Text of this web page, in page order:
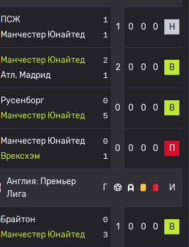
ПСЖ
Манчестер Юнайтед
1
1
1 0 0 0 Н
Манчестер Юнайтед
Атл. Мадрид
2
1
2 0 0 0 В
Русенборг
Манчестер Юнайтед
0
5
0 0 0 0 В
Манчестер Юнайтед
Врексхэм
0
1
0 0 0 0 П
Англия: Премьер
Лига
Г И
Брайтон
Манчестер Юнайтед
0
3
1 0 0 0 В